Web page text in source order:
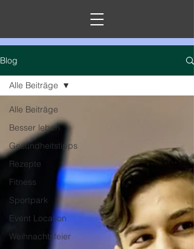
Blog
Alle Beiträge
Besser leben
Gesundheitstipps
Rezepte
Fitness
Sportpark
Event Location
Weihnachtsfeier
Alle Beiträge